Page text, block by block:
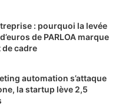
: pourquoi la levée
de PARLOA marque
de cadre
automation s’attaque
la startup lève 2,5